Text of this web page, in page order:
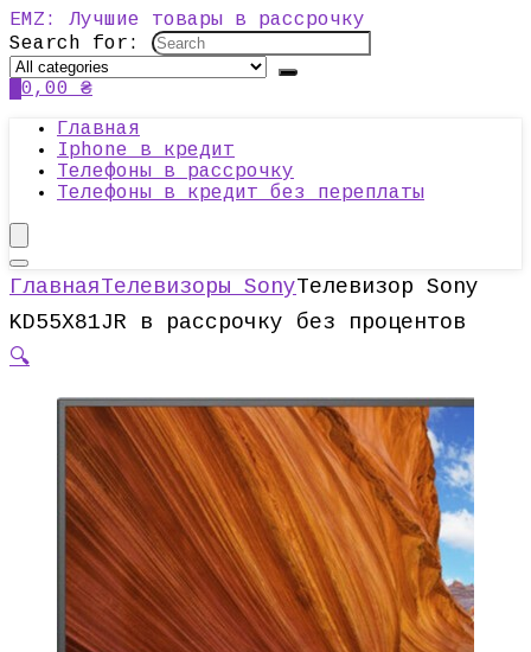
EMZ: Лучшие товары в рассрочку
Search for:
0,00 ₴
Главная
Iphone в кредит
Телефоны в рассрочку
Телефоны в кредит без переплаты
ГлавнаяТелевизоры SonyТелевизор Sony
KD55X81JR в рассрочку без процентов
🔍